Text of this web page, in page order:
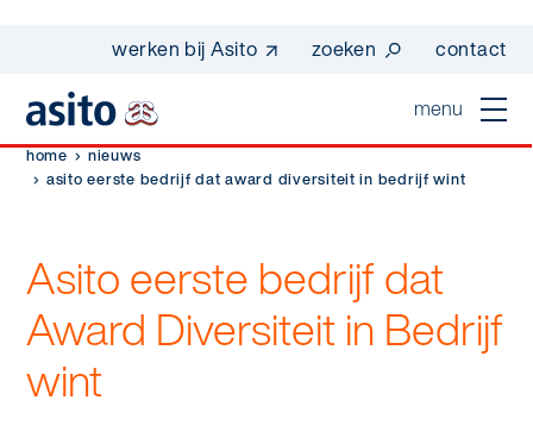
werken bij Asito zoeken contact
menu
Suggesties
werken bij asito
one go - werk beter samen met one go
home
Dagelijkse schoonmaak
Interieurreiniging
sectoren
In de buurt
wij zijn Asito
home
nieuws
asito eerste bedrijf dat award diversiteit in bedrijf wint
Asito eerste bedrijf dat
Award Diversiteit in Bedrijf
wint